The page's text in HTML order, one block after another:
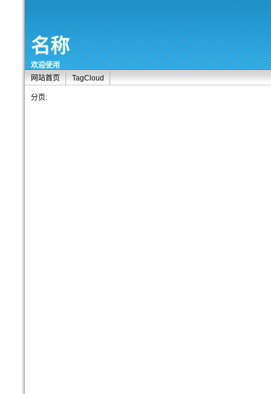
名称
欢迎使用
网站首页
TagCloud
分页: